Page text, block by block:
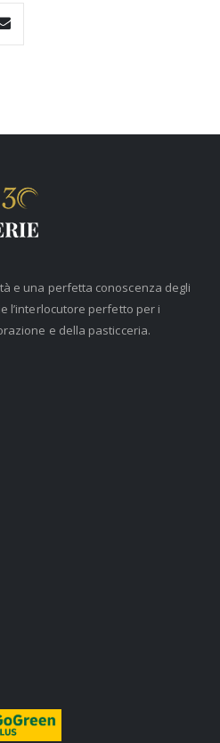
e una perfetta conoscenza degli
l’interlocutore perfetto per i
e della pasticceria.